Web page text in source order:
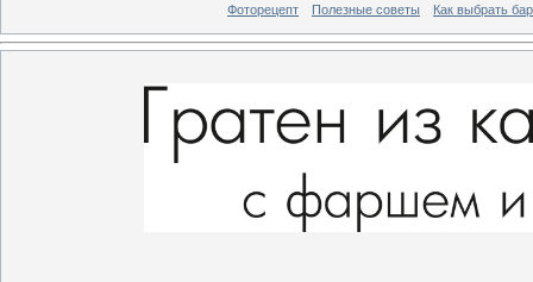
Фоторецепт
Полезные советы Как выбрать